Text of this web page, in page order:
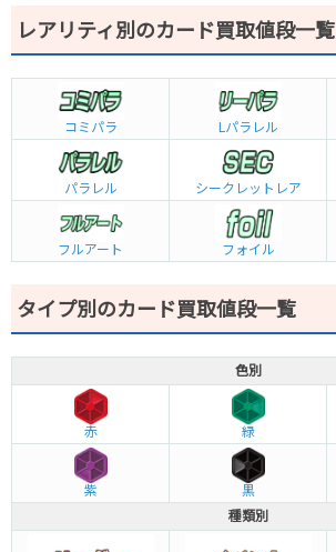
レアリティ別のカード買取値段一覧
コミパラ L パラレル
パラレル シークレットレア
フルアート フォイル
タイプ別のカード買取値段一覧
色別
赤 緑
紫 黒
種類別